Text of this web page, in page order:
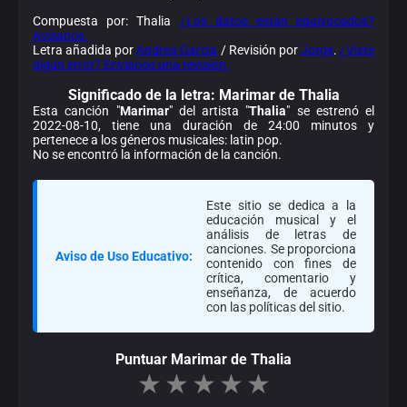
Compuesta por: Thalia ¿Los datos están equivocados?
Avísanos.
Letra añadida porAndrea Garcia / Revisión porJorge.¿Viste
algún error? Envíanos una revisión.
Significado de la letra: Marimar de Thalia
Esta canción "Marimar" del artista "Thalia" se estrenó el
2022-08-10, tiene una duración de 24:00 minutos y
pertenece a los géneros musicales: latin pop.
No se encontró la información de la canción.
Aviso de Uso Educativo:
Este sitio se dedica a la
educación musical y el
análisis de letras de
canciones. Se proporciona
contenido con fines de
crítica, comentario y
enseñanza, de acuerdo
con las políticas del sitio.
Puntuar Marimar de Thalia
★ ★ ★ ★ ★